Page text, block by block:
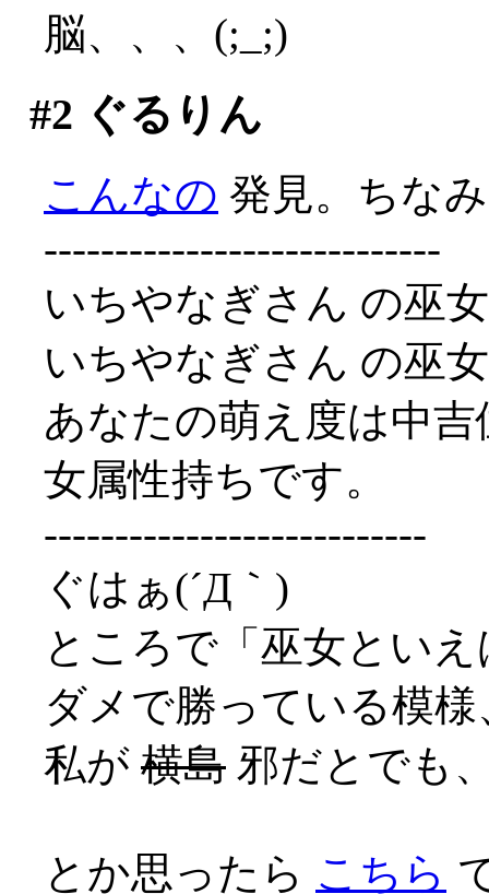
脳、、、(;_;)
#2 ぐるりん
こんなの 発見。ちな
----------------------------
いちやなぎさん の巫
いちやなぎさん の巫
あなたの萌え度は中
女属性持ちです。
---------------------------
ぐはぁ(´Д｀)
ところで「巫女とい
ダメで勝っている模
私が 横島 邪だとでも
とか思ったら こちら